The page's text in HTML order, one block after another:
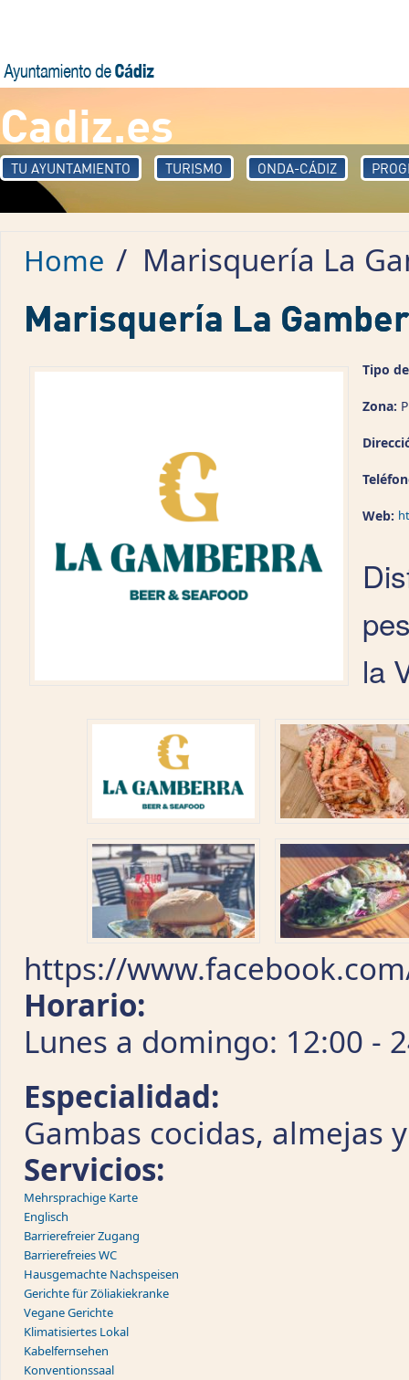
Cadiz.es
TU AYUNTAMIENTO TURISMO ONDA-CÁDIZ
Home / Marisquería La
Marisquería La
Tipo
Zona:
Web:
la
https://
Horario:
Lunes a domingo: 12:00 -
Especialidad:
Gambas cocidas, almejas
Servicios:
Mehrsprachige Karte
Englisch
Barrierefreier Zugang
Barrierefreies WC
Hausgemachte Nachspeisen
Gerichte für Zöliakiekranke
Vegane Gerichte
Klimatisiertes Lokal
Kabelfernsehen
Konventionssaal